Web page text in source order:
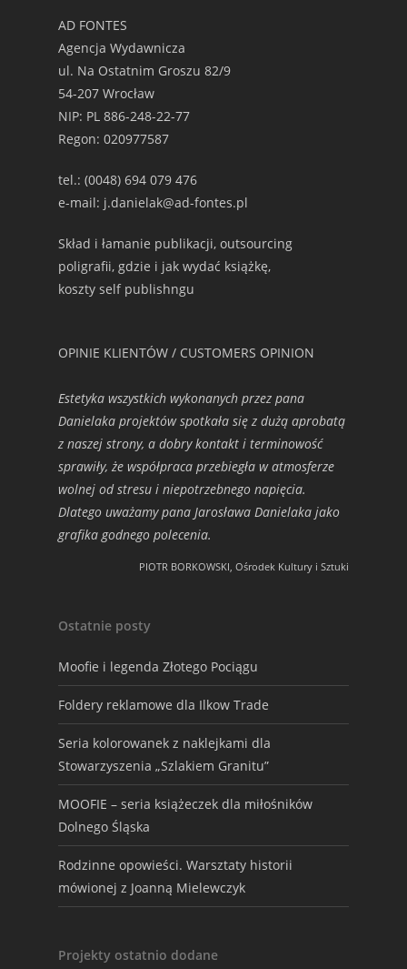
AD FONTES
Agencja Wydawnicza
ul. Na Ostatnim Groszu 82/9
54-207 Wrocław
NIP: PL 886-248-22-77
Regon: 020977587
tel.: (0048) 694 079 476
e-mail: j.danielak@ad-fontes.pl
Skład i łamanie publikacji, outsourcing
poligrafii, gdzie i jak wydać książkę,
koszty self publishngu
OPINIE KLIENTÓW / CUSTOMERS OPINION
Estetyka wszystkich wykonanych przez pana
Danielaka projektów spotkała się z dużą aprobatą
z naszej strony, a dobry kontakt i terminowość
sprawiły, że współpraca przebiegła w atmosferze
wolnej od stresu i niepotrzebnego napięcia.
Dlatego uważamy pana Jarosława Danielaka jako
grafika godnego polecenia.
PIOTR BORKOWSKI, Ośrodek Kultury i Sztuki
Ostatnie posty
Moofie i legenda Złotego Pociągu
Foldery reklamowe dla Ilkow Trade
Seria kolorowanek z naklejkami dla
Stowarzyszenia „Szlakiem Granitu”
MOOFIE – seria książeczek dla miłośników
Dolnego Śląska
Rodzinne opowieści. Warsztaty historii
mówionej z Joanną Mielewczyk
Projekty ostatnio dodane